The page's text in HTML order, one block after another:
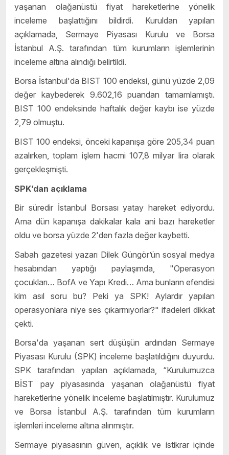
yaşanan olağanüstü fiyat hareketlerine yönelik
inceleme başlattığını bildirdi. Kuruldan yapılan
açıklamada, Sermaye Piyasası Kurulu ve Borsa
İstanbul A.Ş. tarafından tüm kurumların işlemlerinin
inceleme altına alındığı belirtildi.
Borsa İstanbul'da BIST 100 endeksi, günü yüzde 2,09
değer kaybederek 9.602,16 puandan tamamlamıştı.
BIST 100 endeksinde haftalık değer kaybı ise yüzde
2,79 olmuştu.
BIST 100 endeksi, önceki kapanışa göre 205,34 puan
azalırken, toplam işlem hacmi 107,8 milyar lira olarak
gerçekleşmişti.
SPK’dan açıklama
Bir süredir İstanbul Borsası yatay hareket ediyordu.
Ama dün kapanışa dakikalar kala ani bazı hareketler
oldu ve borsa yüzde 2'den fazla değer kaybetti.
Sabah gazetesi yazarı Dilek Güngör’ün sosyal medya
hesabından yaptığı paylaşımda, "Operasyon
çocukları… BofA ve Yapı Kredi… Ama bunların efendisi
kim asıl soru bu? Peki ya SPK! Aylardır yapılan
operasyonlara niye ses çıkarmıyorlar?" ifadeleri dikkat
çekti.
Borsa'da yaşanan sert düşüşün ardından Sermaye
Piyasası Kurulu (SPK) inceleme başlatıldığını duyurdu.
SPK tarafından yapılan açıklamada, “Kurulumuzca
BİST pay piyasasında yaşanan olağanüstü fiyat
hareketlerine yönelik inceleme başlatılmıştır. Kurulumuz
ve Borsa İstanbul A.Ş. tarafından tüm kurumların
işlemleri inceleme altına alınmıştır.
Sermaye piyasasının güven, açıklık ve istikrar içinde